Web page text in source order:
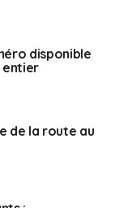
disponible
entier
de la route au